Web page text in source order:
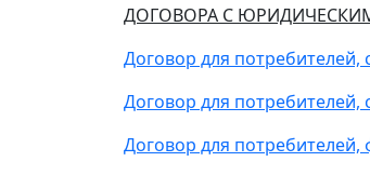
ДОГОВОРА С
Договор для
Договор для
Договор для